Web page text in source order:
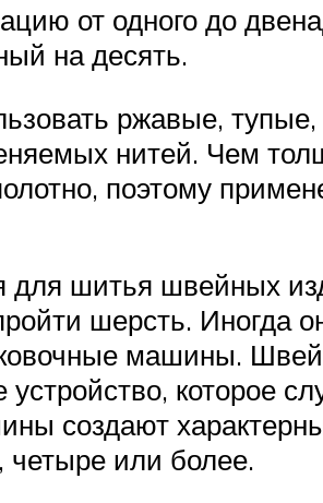
от одного до
на десять.
ржавые,
нитей. Чем
поэтому
для шитья швейных
шерсть. Иногда
машины.
которое
создают
или более.